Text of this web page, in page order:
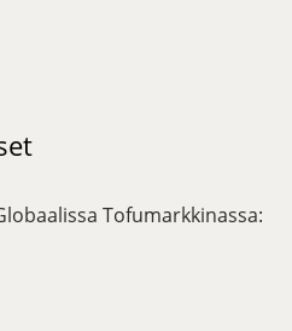
Tofumarkkinassa: